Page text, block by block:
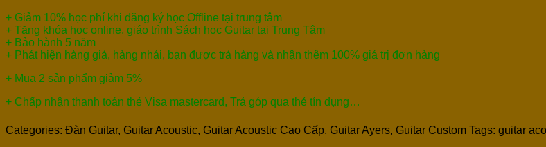
+ Giảm 10% học phí khi đăng ký học Offline tại trung tâm
+ Tặng khóa học online, giáo trình Sách học Guitar tại Trung Tâm
+ Bảo hành 5 năm
+ Phát hiện hàng giả, hàng nhái, bạn được trả hàng và nhận thêm 100% giá trị đơn hàng
+ Mua 2 sản phẩm giảm 5%
+ Chấp nhận thanh toán thẻ Visa mastercard, Trả góp qua thẻ tín dụng…
Categories: Đàn Guitar, Guitar Acoustic, Guitar Acoustic Cao Cấp, Guitar Ayers, Guitar Custom Tags: guitar